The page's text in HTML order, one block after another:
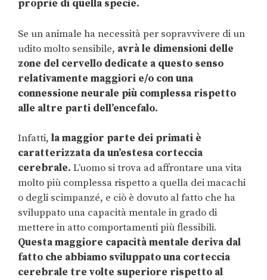
proprie di quella specie.
Se un animale ha necessità per sopravvivere di un
udito molto sensibile, avrà le dimensioni delle
zone del cervello dedicate a questo senso
relativamente maggiori e/o con una
connessione neurale più complessa rispetto
alle altre parti dell’encefalo.
Infatti, la maggior parte dei primati è
caratterizzata da un’estesa corteccia
cerebrale. L’uomo si trova ad affrontare una vita
molto più complessa rispetto a quella dei macachi
o degli scimpanzé, e ciò è dovuto al fatto che ha
sviluppato una capacità mentale in grado di
mettere in atto comportamenti più flessibili.
Questa maggiore capacità mentale deriva dal
fatto che abbiamo sviluppato una corteccia
cerebrale tre volte superiore rispetto al